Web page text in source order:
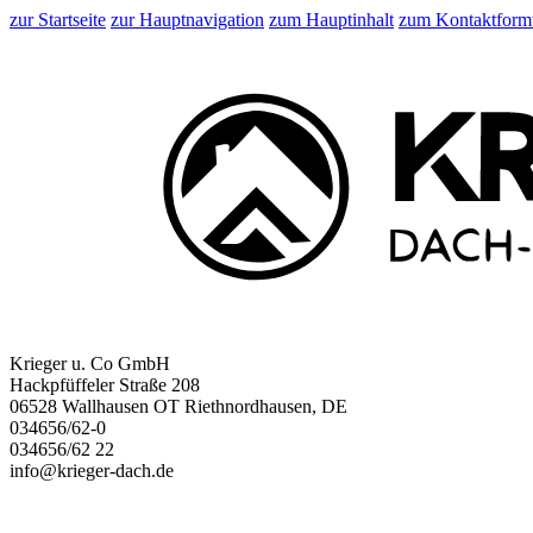
zur Startseite zur Hauptnavigation zum Hauptinhalt zum
Krieger u. Co GmbH
Hackpfüffeler Straße 208
06528 Wallhausen OT Riethnordhausen, DE
034656/62-0
034656/62 22
info@krieger-dach.de